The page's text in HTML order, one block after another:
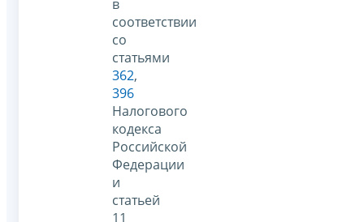
в
соответствии
со
статьями
362,
396
Налогового
кодекса
Российской
Федерации
и
статьей
11